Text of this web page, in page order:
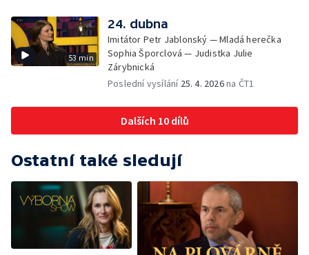
53 min
24. dubna
Imitátor Petr Jablonský — Mladá herečka
Sophia Šporclová — Judistka Julie
Zárybnická
Poslední vysílání 25. 4. 2026na ČT1
Dalších 10 dílů
Ostatní také sledují